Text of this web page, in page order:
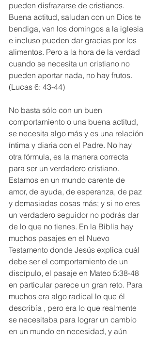
pueden disfrazarse de cristianos.
Buena actitud, saludan con un Dios te
bendiga, van los domingos a la iglesia
e incluso pueden dar gracias por los
alimentos. Pero a la hora de la verdad
cuando se necesita un cristiano no
pueden aportar nada, no hay frutos.
(Lucas 6: 43-44)
No basta sólo con un buen
comportamiento o una buena actitud,
se necesita algo más y es una relación
íntima y diaria con el Padre. No hay
otra fórmula, es la manera correcta
para ser un verdadero cristiano.
Estamos en un mundo carente de
amor, de ayuda, de esperanza, de paz
y demasiadas cosas más; y si no eres
un verdadero seguidor no podrás dar
de lo que no tienes. En la Biblia hay
muchos pasajes en el Nuevo
Testamento donde Jesús explica cuál
debe ser el comportamiento de un
discípulo, el pasaje en Mateo 5:38-48
en particular parece un gran reto. Para
muchos era algo radical lo que él
describía , pero era lo que realmente
se necesitaba para lograr un cambio
en un mundo en necesidad, y aún